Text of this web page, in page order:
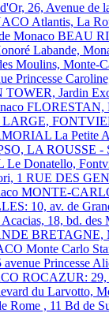
26, Avenue de
Atlantis, La
Monaco BEAU
Labande,
Moulins, Monte-
Princesse
TOWER, Jardin
La Petite
LA ROUSSE
Le Donatello,
1 RUE DES
MONTE-
10, av. de
Acacias, 18, bd.
BRETAGNE,
Monte Carlo
avenue Princesse
ROCAZUR: 29,
du Larvotto,
Rome , 11 Bd de